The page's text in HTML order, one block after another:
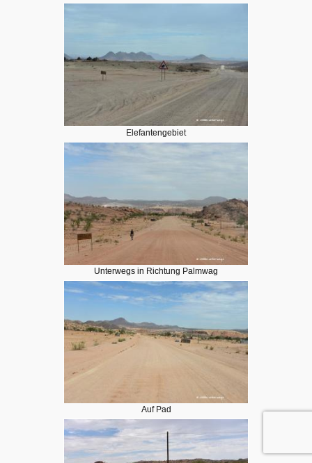
Elefantengebiet
Unterwegs in Richtung Palmwag
Auf Pad